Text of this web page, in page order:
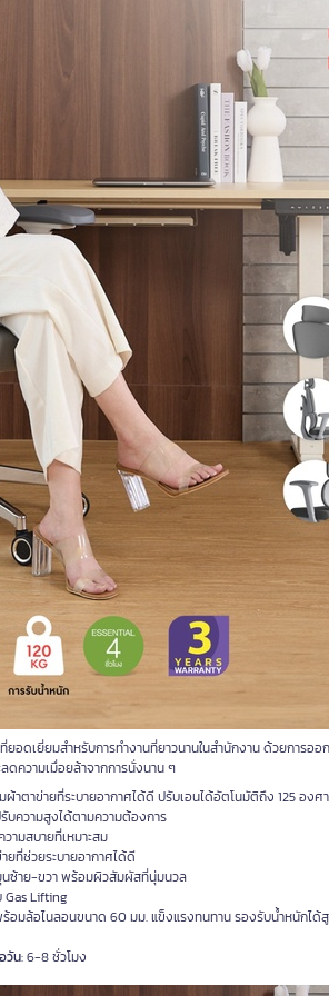
อดเยี่ยมสำหรับการทำงานที่ยาวนานในสำนักงาน ด้วยการอ
ความเมื่อยล้าจากการนั่งนาน ๆ
าตาข่ายที่ระบายอากาศได้ดี ปรับเอนได้อัตโนมัติถึง 125 อง
บความสูงได้ตามความต้องการ
ามสบายที่เหมาะสม
ที่ช่วยระบายอากาศได้ดี
ซ้าย-ขวา พร้อมผิวสัมผัสที่นุ่มนวล
Gas Lifting
อมล้อไนลอนขนาด 60 มม. แข็งแรงทนทาน รองรับน้ำหนักได้
วัน: 6-8 ชั่วโมง